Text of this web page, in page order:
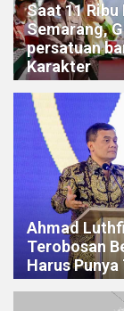
Saat 11
Semarang,
persatuan
Karakter
Ahmad
Terobosan
Harus